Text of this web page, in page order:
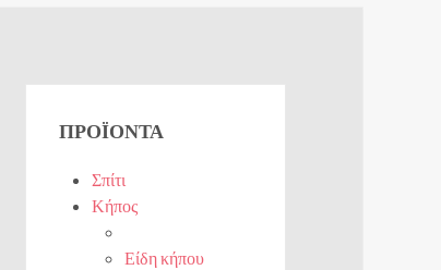
ΠΡΟΪΌΝΤΑ
Σπίτι
Κήπος
Είδη κήπου